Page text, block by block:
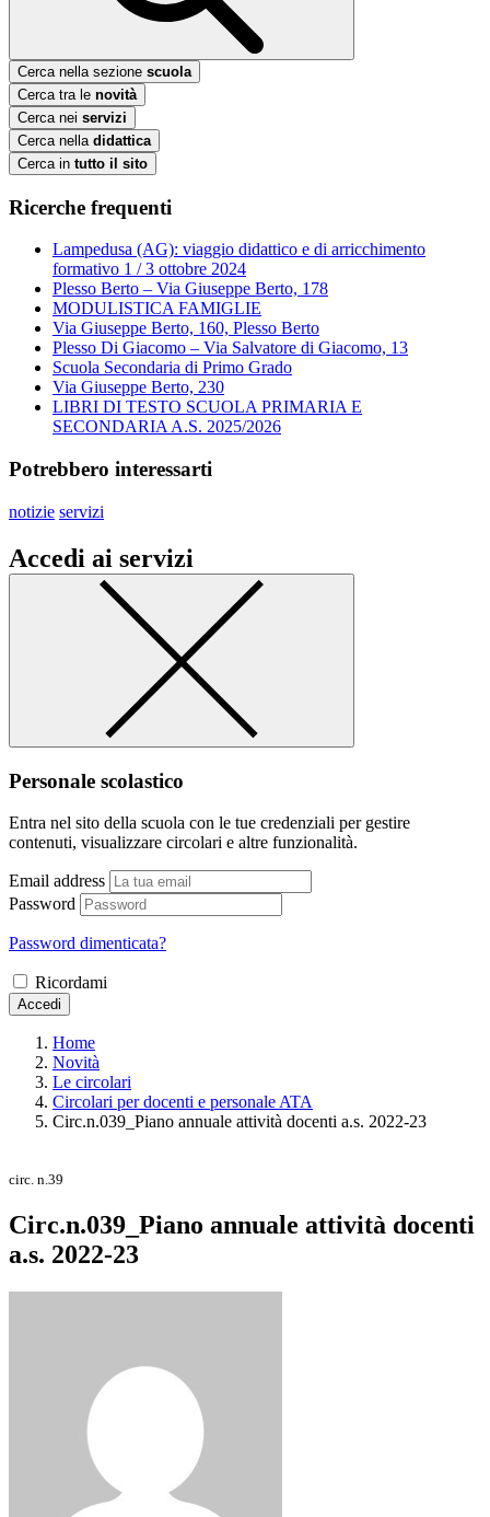
Cerca nella sezione scuola
Cerca tra le novità
Cerca nei servizi
Cerca nella didattica
Cerca in tutto il sito
Ricerche frequenti
Lampedusa (AG): viaggio didattico e di arricchimento
formativo 1 / 3 ottobre 2024
Plesso Berto – Via Giuseppe Berto, 178
MODULISTICA FAMIGLIE
Via Giuseppe Berto, 160, Plesso Berto
Plesso Di Giacomo – Via Salvatore di Giacomo, 13
Scuola Secondaria di Primo Grado
Via Giuseppe Berto, 230
LIBRI DI TESTO SCUOLA PRIMARIA E
SECONDARIA A.S. 2025/2026
Potrebbero interessarti
notizie servizi
Accedi ai servizi
Personale scolastico
Entra nel sito della scuola con le tue credenziali per gestire
contenuti, visualizzare circolari e altre funzionalità.
Email address
Password
Password dimenticata?
Ricordami
Accedi
Home
Novità
Le circolari
Circolari per docenti e personale ATA
Circ.n.039_Piano annuale attività docenti a.s. 2022-23
circ. n.39
Circ.n.039_Piano annuale attività docenti
a.s. 2022-23